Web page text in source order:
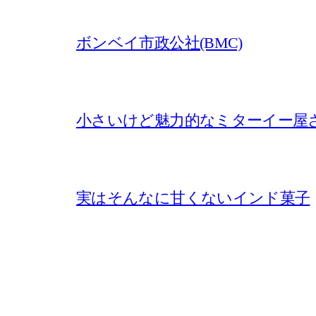
ボンベイ市政公社(BMC)
小さいけど魅力的なミターイー屋
実はそんなに甘くないインド菓子